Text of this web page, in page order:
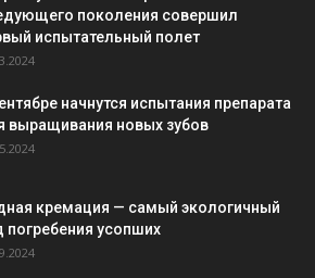
поколения совершил
испытательный полет
начнутся испытания препарата
выращивания новых зубов
кремация — самый экологичный
погребения усопших